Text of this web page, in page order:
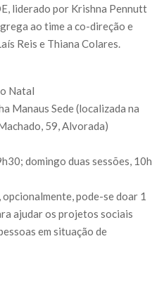
liderado por Krishna Pennutt
ao time a co-direção e
Reis e Thiana Colares.
Natal
Manaus Sede (localizada na
59, Alvorada)
domingo duas sessões, 10h
pode-se doar 1
ajudar os projetos sociais
em situação de